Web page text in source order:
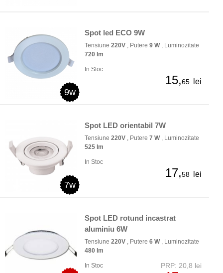
9w
Spot led ECO 9W
Tensiune 220V , Putere 9 W, Luminozitate
720 lm
In Stoc
15,65 lei
7w
Spot LED orientabil 7W
Tensiune 220V , Putere 7 W, Luminozitate
525 lm
In Stoc
17,58 lei
Spot LED rotund incastrat
aluminiu 6W
Tensiune 220V , Putere 6 W, Luminozitate
480 lm
In Stoc PRP: 20,8 lei